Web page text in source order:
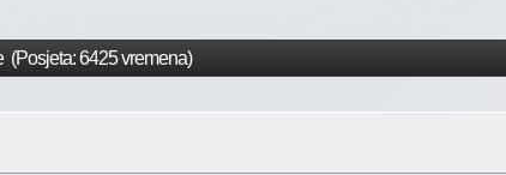
(Posjeta: 6425 vremena)